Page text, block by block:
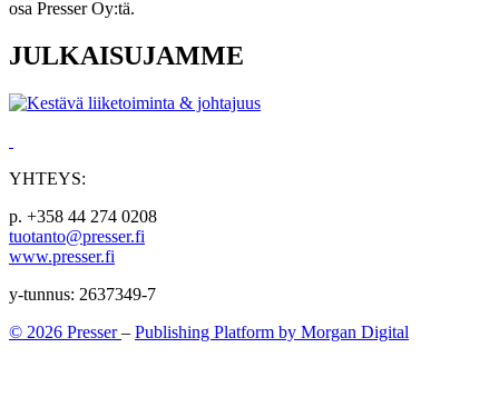
osa Presser Oy:tä.
JULKAISUJAMME
YHTEYS:
p. +358 44 274 0208
tuotanto@presser.fi
www.presser.fi
y-tunnus: 2637349-7
© 2026 Presser– Publishing Platform by Morgan Digital